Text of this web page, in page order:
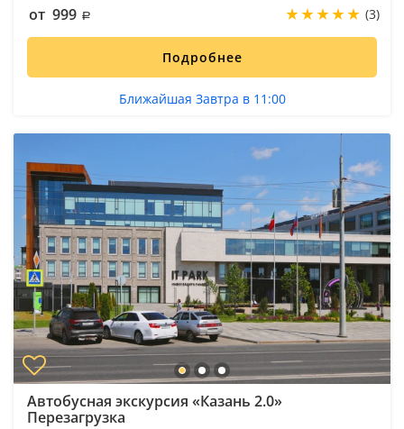
от 999 (3)
Подробнее
Ближайшая Завтра в 11:00
Автобусная экскурсия «Казань 2.0»
Перезагрузка